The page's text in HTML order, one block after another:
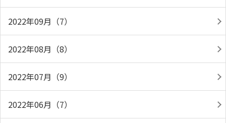
2022年09月（7）
2022年08月（8）
2022年07月（9）
2022年06月（7）